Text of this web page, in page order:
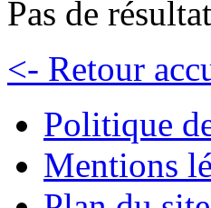
Pas de
<- Retour
Politique
Mentions